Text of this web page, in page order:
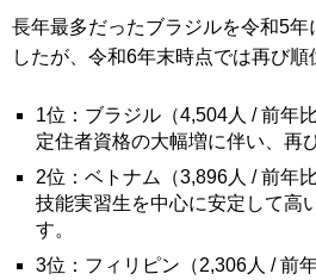
長年最多だったブラジルを令和5年
したが、令和6年末時点では再び順
1位：ブラジル（4,504人 / 前年比
定住者資格の大幅増に伴い、再
2位：ベトナム（3,896人 / 前年比
技能実習生を中心に安定して高
す。
3位：フィリピン（2,306人 / 前